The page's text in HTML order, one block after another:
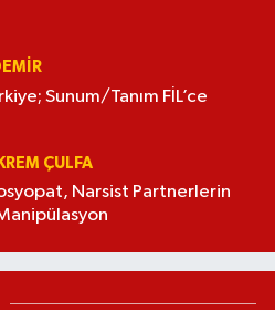
Sunum/Tanım FİL’ce
ÇULFA
Narsist Partnerlerin